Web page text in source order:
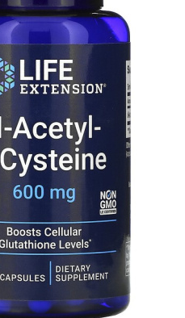
АКСЕССУАРЫ
ДОБАВКИ ДЛЯ СУСТАВОВ И
ДИЕТИЧЕСКОЕ ПИТАНИЕ